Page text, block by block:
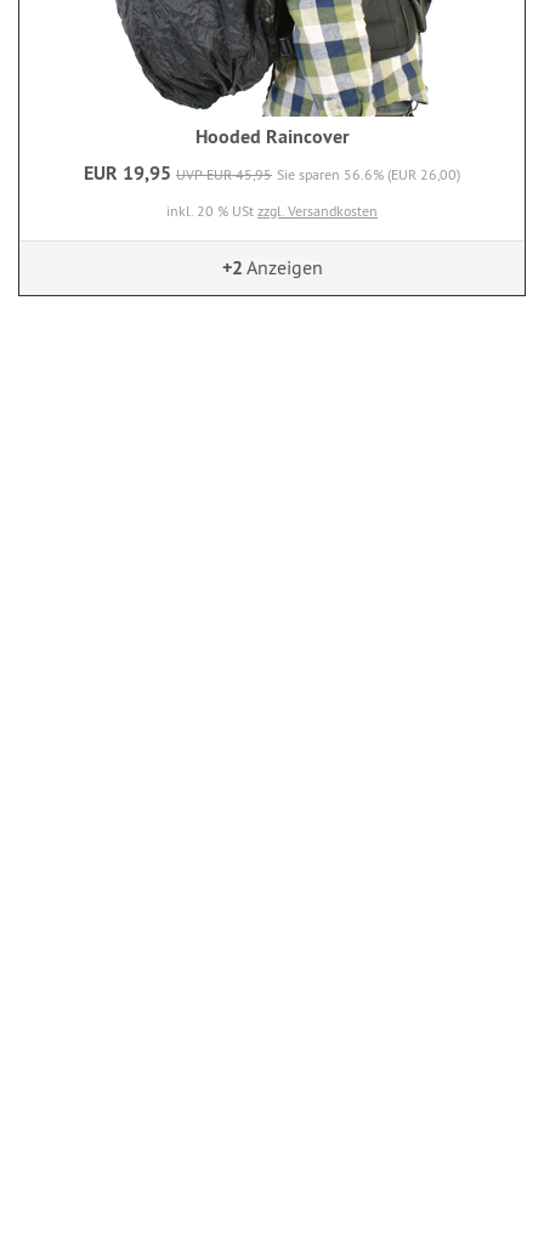
Hooded Raincover
EUR 19,95 UVP EUR 45,95 Sie sparen 56.6% (EUR 26,00)
inkl. 20 % USt zzgl. Versandkosten
+2 Anzeigen